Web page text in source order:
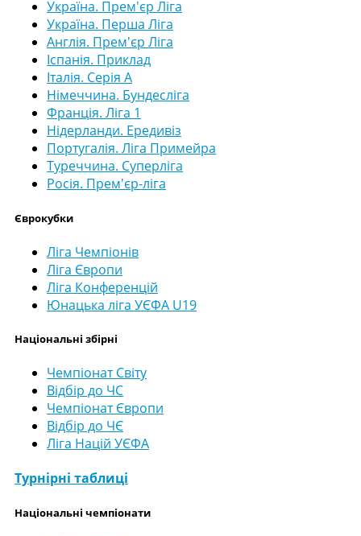
Україна. Прем'єр Ліга
Україна. Перша Ліга
Англія. Прем'єр Ліга
Іспанія. Приклад
Італія. Серія А
Німеччина. Бундесліга
Франція. Ліга 1
Нідерланди. Ередивіз
Португалія. Ліга Примейра
Туреччина. Суперліга
Росія. Прем'єр-ліга
Єврокубки
Ліга Чемпіонів
Ліга Європи
Ліга Конференцій
Юнацька ліга УЄФА U19
Національні збірні
Чемпіонат Світу
Відбір до ЧС
Чемпіонат Європи
Відбір до ЧЄ
Ліга Націй УЄФА
Турнірні таблиці
Національні чемпіонати